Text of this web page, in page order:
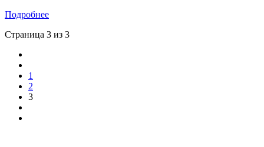
Подробнее
Страница 3 из 3
1
2
3